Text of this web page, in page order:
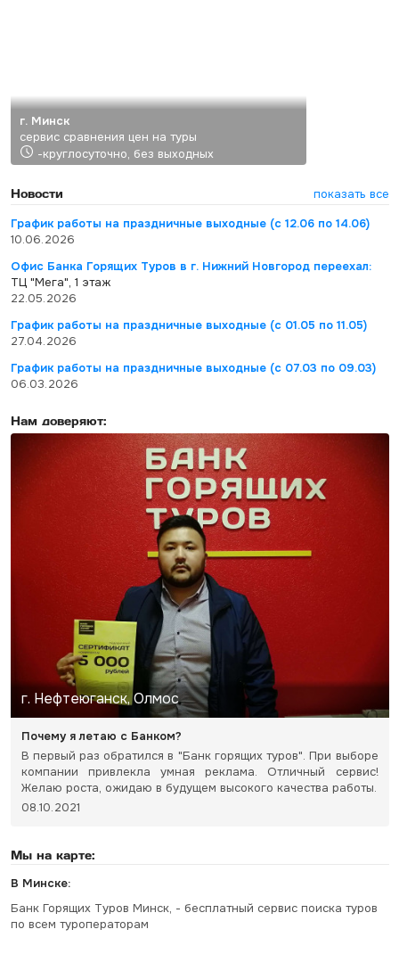
г. Минск
сервис сравнения цен на туры
-круглосуточно, без выходных
Новости
показать все
График работы на праздничные выходные (с 12.06 по 14.06)
10.06.2026
Офис Банка Горящих Туров в г. Нижний Новгород переехал:
ТЦ "Мега", 1 этаж
22.05.2026
График работы на праздничные выходные (с 01.05 по 11.05)
27.04.2026
График работы на праздничные выходные (с 07.03 по 09.03)
06.03.2026
Нам доверяют:
г. Нефтеюганск, Олмос
Почему я летаю с Банком?
В первый раз обратился в "Банк горящих туров". При выборе
компании привлекла умная реклама. Отличный сервис!
Желаю роста, ожидаю в будущем высокого качества работы.
08.10.2021
Мы на карте:
В Минске:
Банк Горящих Туров Минск, - бесплатный сервис поиска туров
по всем туроператорам